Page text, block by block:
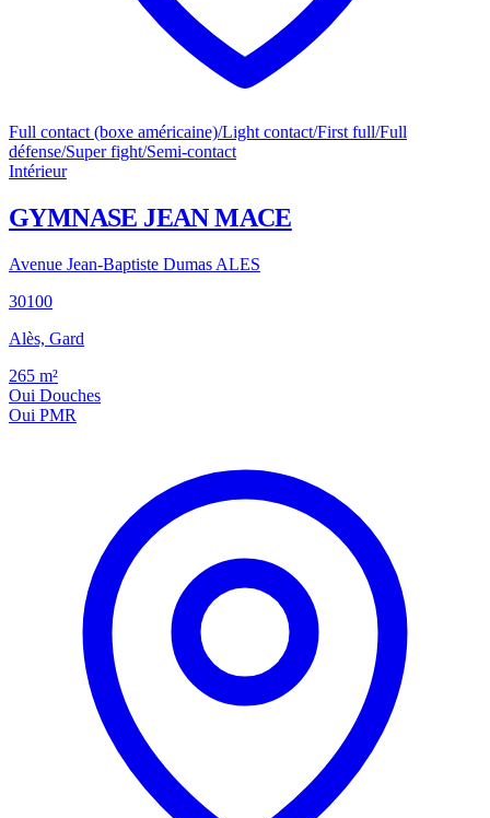
Full contact (boxe américaine)/Light contact/First full/Full
défense/Super fight/Semi-contact
Intérieur
GYMNASE JEAN MACE
Avenue Jean-Baptiste Dumas ALES
30100
Alès, Gard
265 m²
Oui Douches
Oui PMR